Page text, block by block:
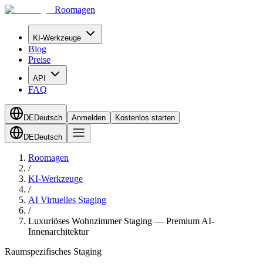
Roomagen
KI-Werkzeuge
Blog
Preise
API
FAQ
DEDeutsch Anmelden Kostenlos starten
DEDeutsch
Roomagen
/
KI-Werkzeuge
/
AI Virtuelles Staging
/
Luxuriöses Wohnzimmer Staging — Premium AI-
Innenarchitektur
Raumspezifisches Staging